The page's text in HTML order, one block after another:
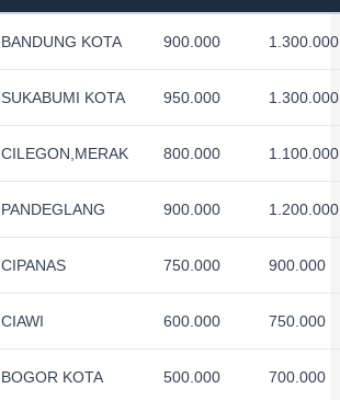
BANDUNG KOTA 900.000 1.300.000
SUKABUMI KOTA 950.000 1.300.000
CILEGON,MERAK 800.000 1.100.000
PANDEGLANG 900.000 1.200.000
CIPANAS 750.000 900.000
CIAWI 600.000 750.000
BOGOR KOTA 500.000 700.000